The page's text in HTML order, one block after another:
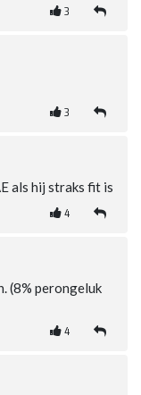
3
3
als hij straks fit is
4
(8% perongeluk
4